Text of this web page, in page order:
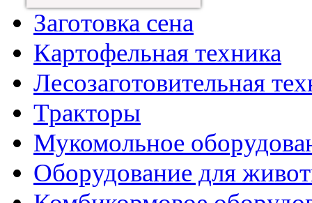
Заготовка сена
Картофельная техника
Лесозаготовительная
Тракторы
Мукомольное
Оборудование для